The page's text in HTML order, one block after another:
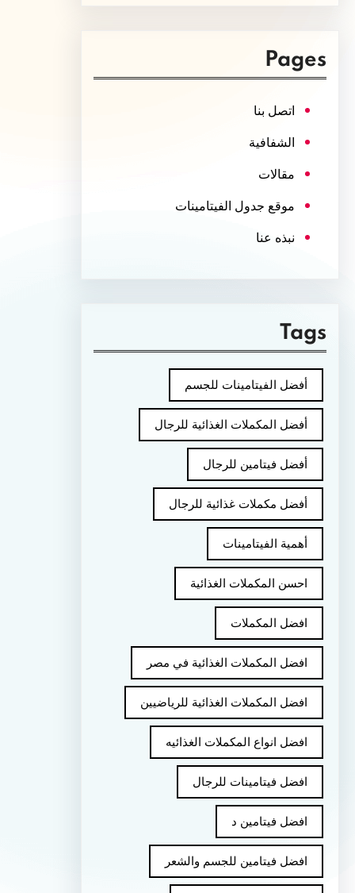
Pages
اتصل بنا
الشفافية
مقالات
موقع جدول الفيتامينات
نبذه عنا
Tags
أفضل الفيتامينات للجسم
أفضل المكملات الغذائية للرجال
أفضل فيتامين للرجال
أفضل مكملات غذائية للرجال
أهمية الفيتامينات
احسن المكملات الغذائية
افضل المكملات
افضل المكملات الغذائية في مصر
افضل المكملات الغذائية للرياضيين
افضل انواع المكملات الغذائيه
افضل فيتامينات للرجال
افضل فيتامين د
افضل فيتامين للجسم والشعر